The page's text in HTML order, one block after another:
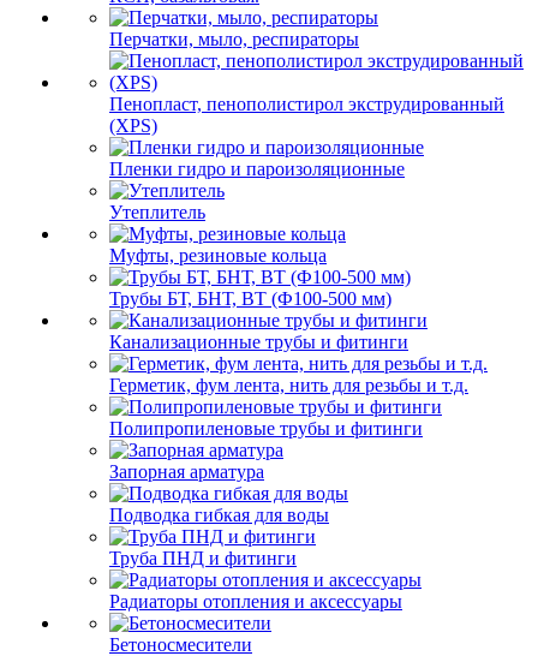
Перчатки, мыло, респираторы
Пенопласт, пенополистирол экструдированный
(XPS)
Пленки гидро и пароизоляционные
Утеплитель
Муфты, резиновые кольца
Трубы БТ, БНТ, ВТ (Ф100-500 мм)
Канализационные трубы и фитинги
Герметик, фум лента, нить для резьбы и т.д.
Полипропиленовые трубы и фитинги
Запорная арматура
Подводка гибкая для воды
Труба ПНД и фитинги
Радиаторы отопления и аксессуары
Бетоносмесители